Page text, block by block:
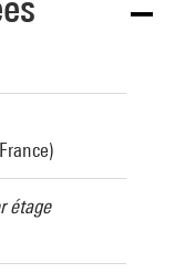
étage